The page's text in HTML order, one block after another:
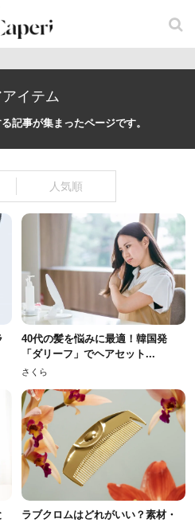
イテム
記事が集まったページです。
人気順
40代の髪を悩みに最適！韓国発
「ダリーフ」でヘアセット...
さくら
ラブクロムはどれがいい？素材・